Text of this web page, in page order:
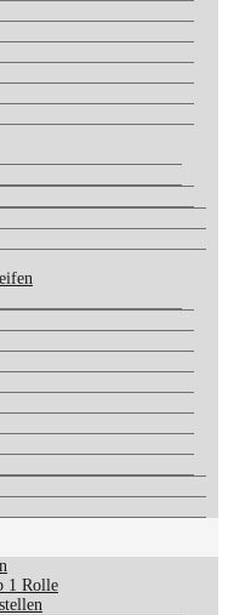
1 Rolle